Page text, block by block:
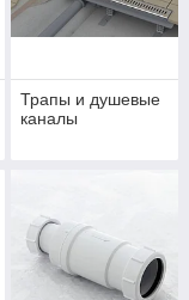
и другие
Трапы и душевые
каналы